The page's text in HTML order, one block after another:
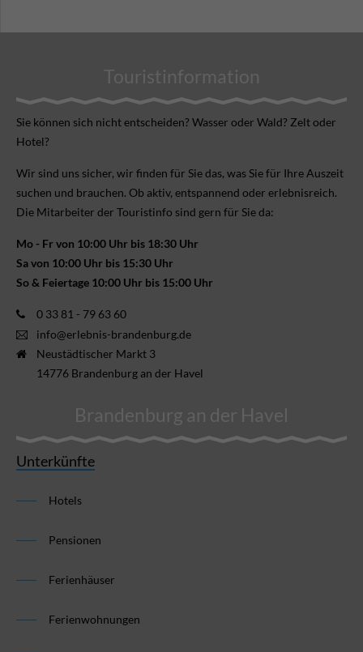
Touristinformation
Sie können sich nicht ent­scheiden? Wasser oder Wald? Zelt oder
Hotel?
Wir sind uns sicher, wir finden für Sie das, was Sie für Ihre Aus­zeit
suchen und brauchen. Ob aktiv, ent­spannend oder erlebnis­reich.
Die Mitarbeiter der Touristinfo sind gern für Sie da:
Mo - Fr von 10:00 Uhr bis 18:30 Uhr
Sa von 10:00 Uhr bis 15:30 Uhr
So & Feiertage 10:00 Uhr bis 15:00 Uhr
0 33 81 - 79 63 60
info@erlebnis-brandenburg.de
Neustädtischer Markt 3
14776 Brandenburg an der Havel
Brandenburg an der Havel
Unterkünfte
Hotels
Pensionen
Ferienhäuser
Ferienwohnungen